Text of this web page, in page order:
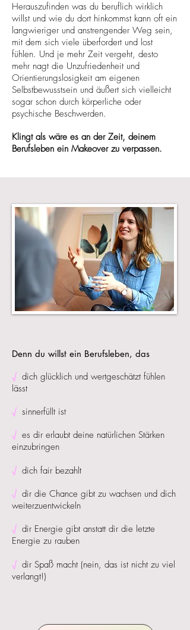
Herauszufinden was du beruflich wirklich
willst und wie du dort hinkommst kann oft ein
langwieriger und anstrengender Weg sein,
mit dem sich viele überfordert und lost
fühlen. Und je mehr Zeit vergeht, desto
mehr nagt die Unzufriedenheit und
Orientierungslosigkeit am eigenen
Selbstbewusstsein und äußert sich vielleicht
sogar schon durch körperliche oder
psychische Beschwerden.
Klingt als wäre es an der Zeit, deinem
Berufsleben ein Makeover zu verpassen.
Denn du willst ein Berufsleben, das
√dich glücklich und wertgeschätzt fühlen
lässt
√sinnerfüllt ist
√ es dir erlaubt deine natürlichen Stärken
einzubringen
√dich fair bezahlt
√dir die Chance gibt zu wachsen und dich
weiterzuentwickeln
√dir Energie gibt anstatt dir die letzte
Energie zu rauben
√dir Spaß macht (nein, das ist nicht zu viel
verlangt!)